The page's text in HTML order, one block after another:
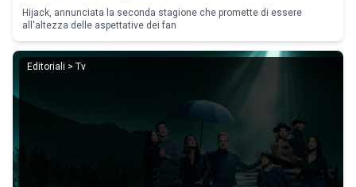
Hijack, annunciata la seconda stagione che promette di essere
all'altezza delle aspettative dei fan
Editoriali > Tv